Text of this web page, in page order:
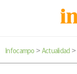
Infocampo > Actualidad >